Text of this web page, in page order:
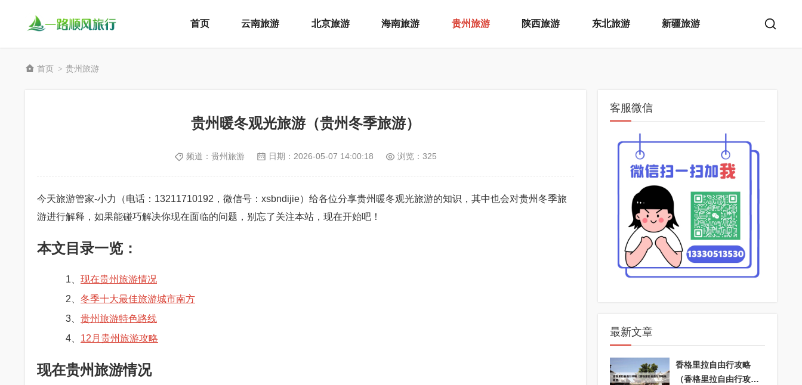
首页 云南旅游 北京旅游 海南旅游 贵州旅游 陕西旅游 东北旅游 新疆旅游
首页 > 贵州旅游
贵州暖冬观光旅游（贵州冬季旅游）
频道： 贵州旅游 日期： 2026-05-07 14:00:18 浏览：325
今天旅游管家-小力（电话：13211710192，微信号：xsbndijie）给各位分享贵州暖冬观光旅游的知识，其中也会对贵州冬季旅
游进行解释，如果能碰巧解决你现在面临的问题，别忘了关注本站，现在开始吧！
本文目录一览：
1、 现在贵州旅游情况
2、 冬季十大最佳旅游城市南方
3、 贵州旅游特色路线
4、 12月贵州旅游攻略
现在贵州旅游情况
客服微信
最新文章
香格里拉自由行攻略
（香格里拉自由行攻略